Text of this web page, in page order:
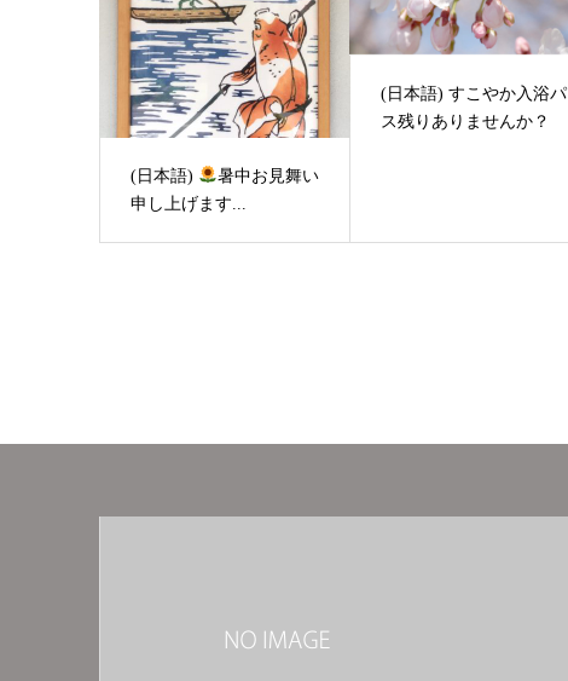
(日本語)
暑中お見舞い
申し上げます...
(日本語) すこやか入浴パ
ス残りありませんか？